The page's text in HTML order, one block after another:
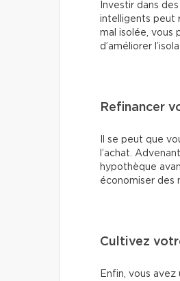
Investir dans
intelligents peut
mal isolée,
d’améliorer
Refinancer
Il se peut que
l’achat.
hypothèque
économiser des
Cultivez
Enfin, vous